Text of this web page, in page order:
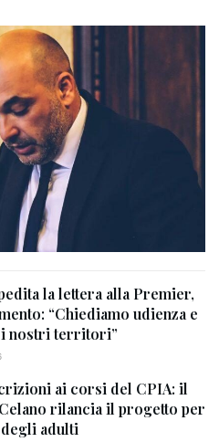
la lettera alla Premier,
“Chiediamo udienza e
nostri territori”
ai corsi del CPIA: il
rilancia il progetto per
adulti